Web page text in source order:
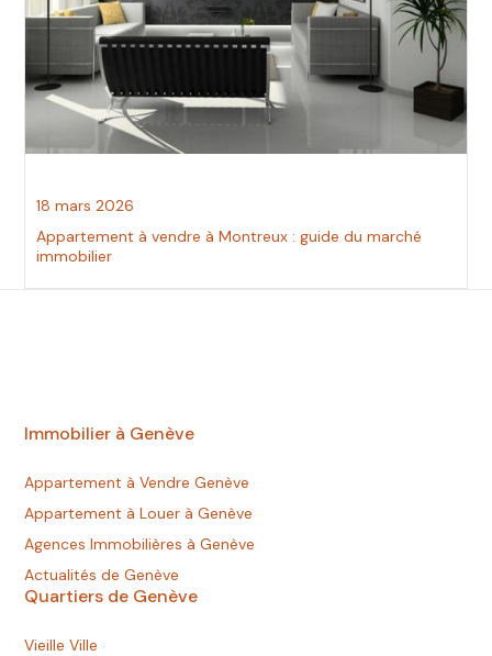
18 mars 2026
Appartement à vendre à Montreux : guide du marché
immobilier
Immobilier à Genève
Appartement à Vendre Genève
Appartement à Louer à Genève
Agences Immobilières à Genève
Actualités de Genève
Quartiers de Genève
Vieille Ville